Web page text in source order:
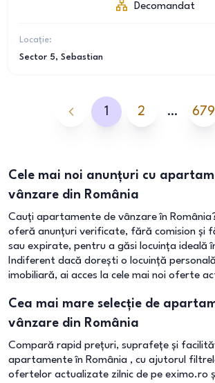
Decomandat
Locație:
Sector 5, Sebastian
1 2 … 679
Cele mai noi anunțuri cu
vânzare din România
Cauți apartamente de vânzare în
oferă anunțuri verificate, fără comision și
sau expirate, pentru a găsi locuința ideală
Indiferent dacă dorești o locuință
imobiliară, ai acces la cele mai noi oferte
Cea mai mare selecție de
vânzare din România
Compară rapid prețuri, suprafețe și
apartamente în România , cu ajutorul
ofertelor actualizate zilnic de pe eximo.ro